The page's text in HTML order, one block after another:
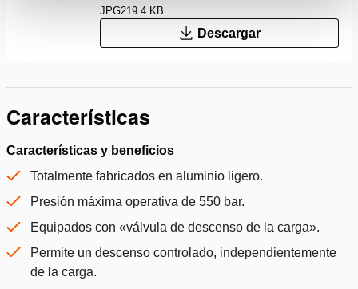
JPG219.4 KB
Descargar
Características
Características y beneficios
Totalmente fabricados en aluminio ligero.
Presión máxima operativa de 550 bar.
Equipados con «válvula de descenso de la carga».
Permite un descenso controlado, independientemente
de la carga.